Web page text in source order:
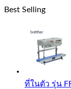
Best Selling
ที่ในตัว รุ่น